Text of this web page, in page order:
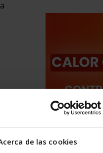
de las cookies